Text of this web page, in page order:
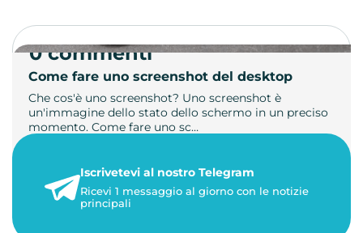
Come fare uno screenshot del desktop
Che cos'è uno screenshot? Uno screenshot è
un'immagine dello stato dello schermo in un preciso
momento. Come fare uno sc…
1 minuto di lettura
0 commenti
Iscrivetevi al nostro Telegram
Ricevi 1 messaggio al giorno con le notizie
principali